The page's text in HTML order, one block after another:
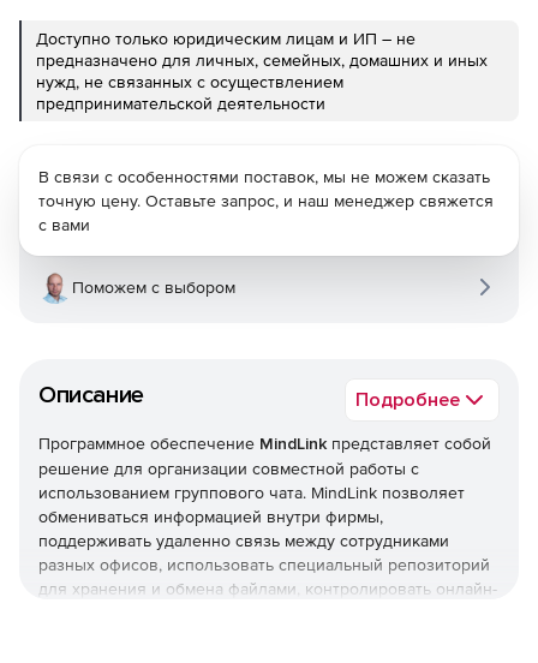
Доступно только юридическим лицам и ИП – не
предназначено для личных, семейных, домашних и иных
нужд, не связанных с осуществлением
предпринимательской деятельности
Описание Подробнее
Программное обеспечение MindLink представляет собой
решение для организации совместной работы с
использованием группового чата. MindLink позволяет
обмениваться информацией внутри фирмы,
поддерживать удаленно связь между сотрудниками
разных офисов, использовать специальный репозиторий
для хранения и обмена файлами, контролировать онлайн-
В связи с особенностями поставок, мы не можем сказать
точную цену. Оставьте запрос, и наш менеджер свяжется
с вами
Поможем с выбором